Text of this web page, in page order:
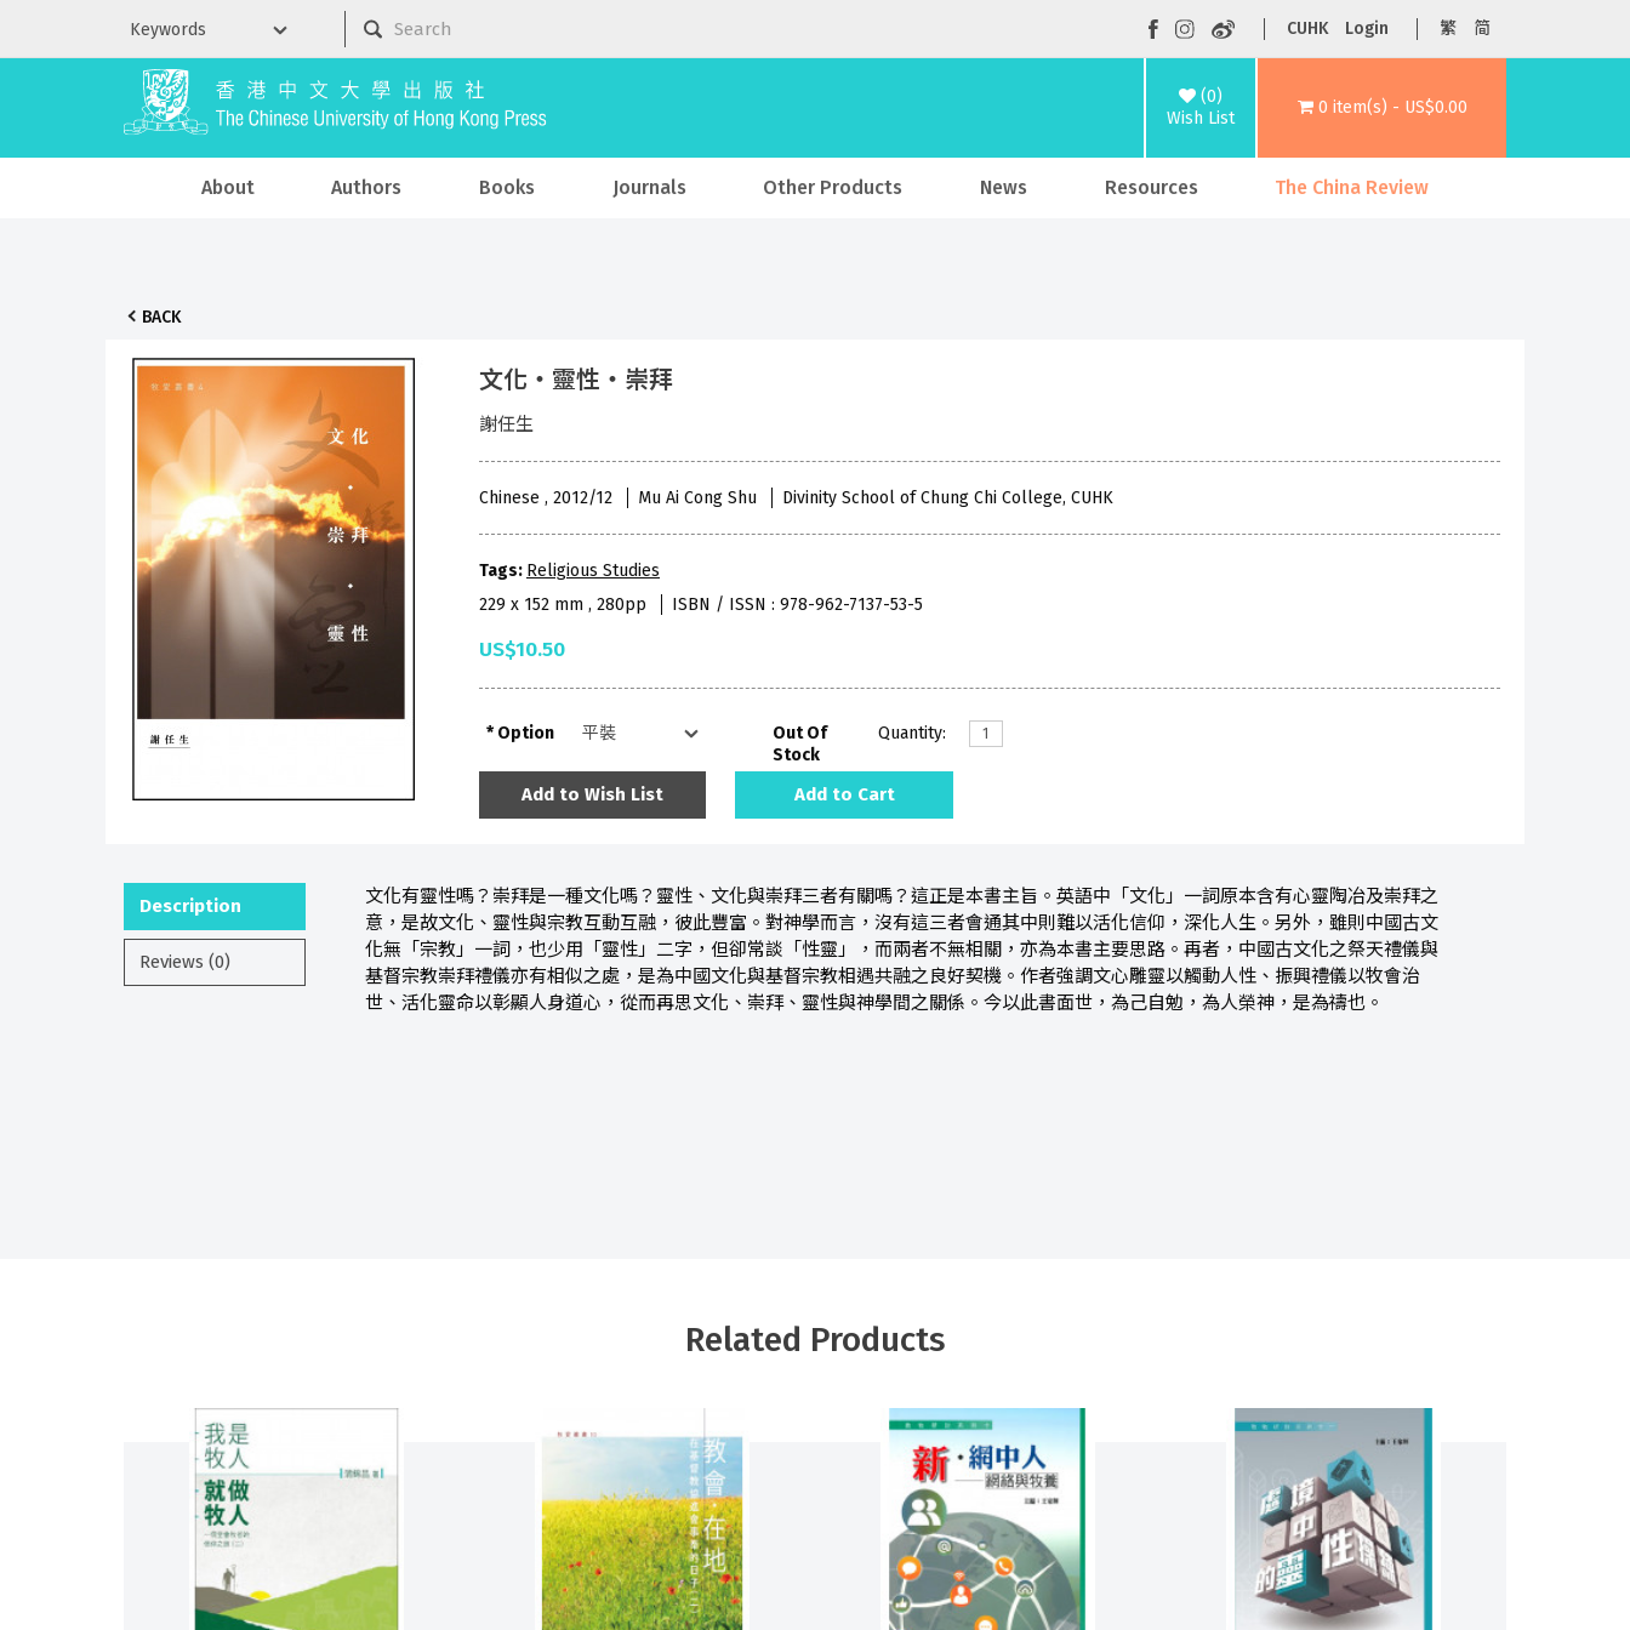
CUHK Login 繁 简
(0)
Wish List
0 item(s) - US$0.00
About Authors Books Journals Other Products News Resources The China Review
BACK
文化‧靈性‧崇拜
謝任生
Chinese , 2012/12 Mu Ai Cong Shu Divinity School of Chung Chi College, CUHK
Tags: Religious Studies
229 x 152 mm , 280pp
ISBN / ISSN : 978-962-7137-53-5
US$10.50
Option
Out Of
Stock
Quantity:
Add to Wish List Add to Cart
Description
Reviews (0)
文化有靈性嗎？崇拜是一種文化嗎？靈性、文化與崇拜三者有關嗎？這正是本書主旨。英語中「文化」一詞原本含有心靈陶冶及崇拜之
意，是故文化、靈性與宗教互動互融，彼此豐富。對神學而言，沒有這三者會通其中則難以活化信仰，深化人生。另外，雖則中國古文
化無「宗教」一詞，也少用「靈性」二字，但卻常談「性靈」，而兩者不無相關，亦為本書主要思路。再者，中國古文化之祭天禮儀與
基督宗教崇拜禮儀亦有相似之處，是為中國文化與基督宗教相遇共融之良好契機。作者強調文心雕靈以觸動人性、振興禮儀以牧會治
世、活化靈命以彰顯人身道心，從而再思文化、崇拜、靈性與神學間之關係。今以此書面世，為己自勉，為人榮神，是為禱也。
Related Products